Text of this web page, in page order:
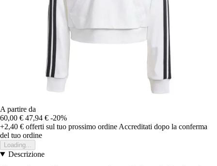
A partire da
60,00 € 47,94 € -20%
+2,40 € offerti sul tuo prossimo ordine Accreditati dopo la conferma
del tuo ordine
Loading...
Descrizione